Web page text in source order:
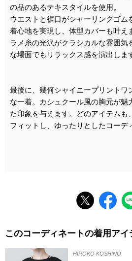
の品のあるテキスタイルを使用。
ウエストと裾口がシャーリングゴム
着心地を実現し、体型カバーも叶え
ラメ糸の光沢がクラシカルな雰囲気
な場面でもリラックス感を演出しま
最後に、幾何シャイニープリントワ
な一着。カシュクール風の胸元が魅
た印象を与えます。どのアイテムも
フィットし、ゆったりとしたコーデ
このコーディネートの着用アイ
HIROKO KOSHINO